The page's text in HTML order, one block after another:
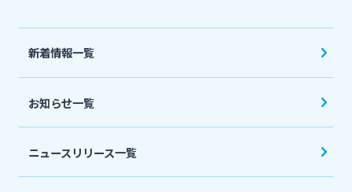
株主・投資家の皆さま
ニュースリリース一覧
新着情報一覧
お知らせ一覧
ニュースリリース一覧